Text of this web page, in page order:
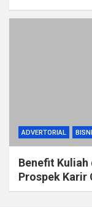
ADVERTORIAL
Benefit Kuliah
Prospek Karir